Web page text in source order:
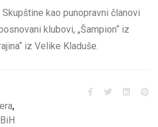
kao punopravni članovi
klubovi, „Šampion“ iz
iz Velike Kladuše.
,